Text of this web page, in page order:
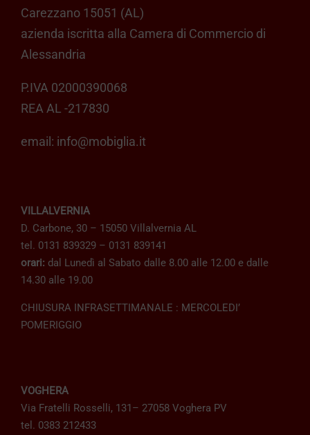
Carezzano 15051 (AL)
azienda iscritta alla Camera di Commercio di
Alessandria
P.IVA 02000390068
REA AL -217830
email: info@mobiglia.it
VILLALVERNIA
D. Carbone, 30 – 15050 Villalvernia AL
tel. 0131 839329 – 0131 839141
orari: dal Lunedì al Sabato dalle 8.00 alle 12.00 e dalle
14.30 alle 19.00
CHIUSURA INFRASETTIMANALE : MERCOLEDI’
POMERIGGIO
VOGHERA
Via Fratelli Rosselli, 131– 27058 Voghera PV
tel. 0383 212433